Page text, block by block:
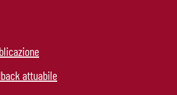
attuabile